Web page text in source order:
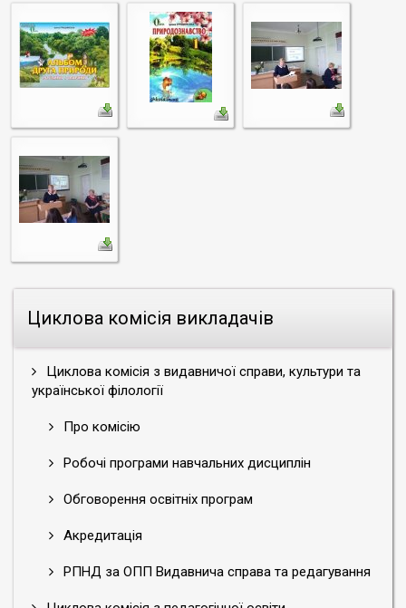
Циклова комісія викладачів
Циклова комісія з видавничої справи, культури та
української філології
Про комісію
Робочі програми навчальних дисциплін
Обговорення освітніх програм
Акредитація
РПНД за ОПП Видавнича справа та редагування